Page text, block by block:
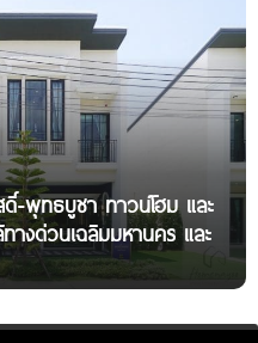
ดิ์-พุทธบูชา ทาวน์โฮม และ
งด่วนเฉลิมมหานคร และ